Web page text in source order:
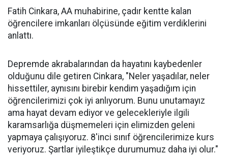
Fatih Cinkara, AA muhabirine, çadır kentte kalan
öğrencilere imkanları ölçüsünde eğitim verdiklerini
anlattı.
Depremde akrabalarından da hayatını kaybedenler
olduğunu dile getiren Cinkara, "Neler yaşadılar, neler
hissettiler, aynısını birebir kendim yaşadığım için
öğrencilerimizi çok iyi anlıyorum. Bunu unutamayız
ama hayat devam ediyor ve gelecekleriyle ilgili
karamsarlığa düşmemeleri için elimizden geleni
yapmaya çalışıyoruz. 8'inci sınıf öğrencilerimize kurs
veriyoruz. Şartlar iyileştikçe durumumuz daha iyi olur."